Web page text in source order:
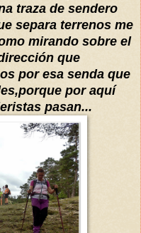
traza de sendero
separa terrenos me
mirando sobre el
que
por esa senda que
por aquí
pasan...